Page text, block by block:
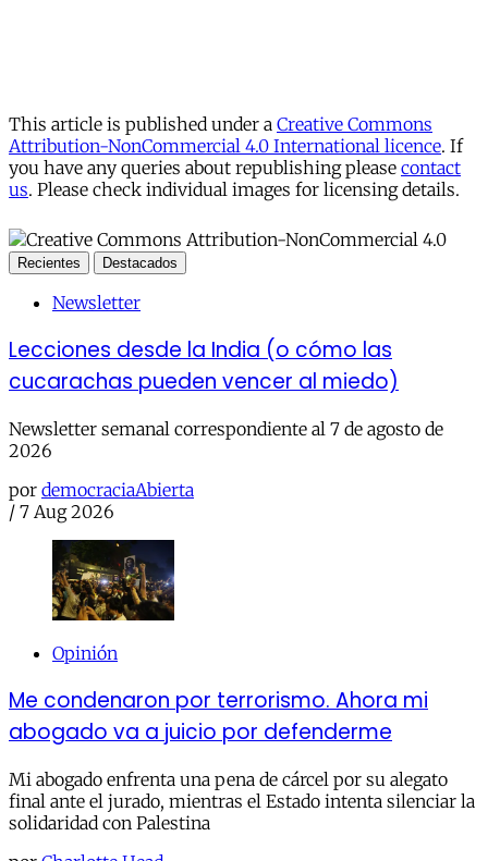
This article is published under a Creative Commons
Attribution-NonCommercial 4.0 International licence. If
you have any queries about republishing please contact
us. Please check individual images for licensing details.
Recientes Destacados
Newsletter
Lecciones desde la India (o cómo las
cucarachas pueden vencer al miedo)
Newsletter semanal correspondiente al 7 de agosto de
2026
por democraciaAbierta
/ 7 Aug 2026
Opinión
Me condenaron por terrorismo. Ahora mi
abogado va a juicio por defenderme
Mi abogado enfrenta una pena de cárcel por su alegato
final ante el jurado, mientras el Estado intenta silenciar la
solidaridad con Palestina